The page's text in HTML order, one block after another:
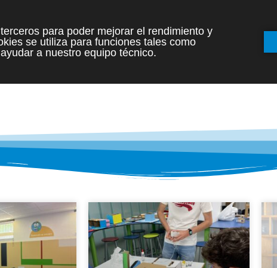
INICIO
para poder mejorar el rendimiento y
se utiliza para funciones tales como
a nuestro equipo técnico.